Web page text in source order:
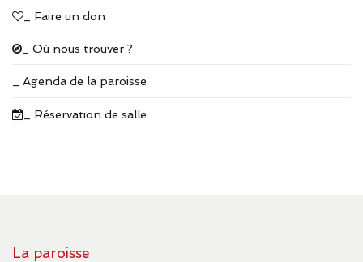
_ Faire un don
_ Où nous trouver ?
_ Agenda de la paroisse
_ Réservation de salle
La paroisse